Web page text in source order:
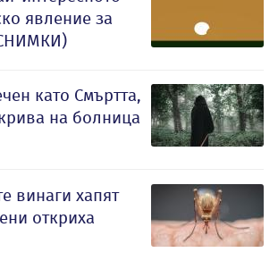
явление за
като Смъртта,
на болница
винаги хапят
откриха